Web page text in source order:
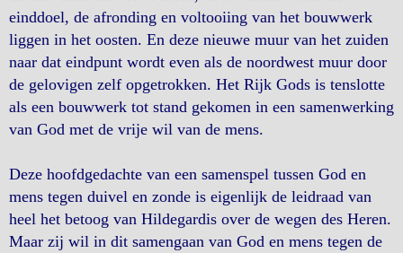
einddoel, de afronding en voltooiing van het bouwwerk
liggen in het oosten. En deze nieuwe muur van het zuiden
naar dat eindpunt wordt even als de noordwest muur door
de gelovigen zelf opgetrokken. Het Rijk Gods is tenslotte
als een bouwwerk tot stand gekomen in een samenwerking
van God met de vrije wil van de mens.
Deze hoofdgedachte van een samenspel tussen God en
mens tegen duivel en zonde is eigenlijk de leidraad van
heel het betoog van Hildegardis over de wegen des Heren.
Maar zij wil in dit samengaan van God en mens tegen de